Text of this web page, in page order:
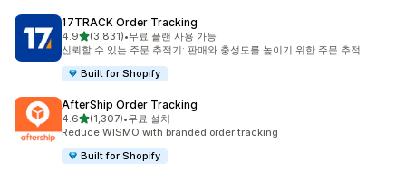
17TRACK Order Tracking
4.9별 5개 중
(3,831)
총 리뷰 3831개
•무료 플랜 사용 가능
신뢰할 수 있는 주문 추적기: 판매와 충성도를 높이기 위한 주문 추적
Built for Shopify
AfterShip Order Tracking
4.6별 5개 중
(1,307)
총 리뷰 1307개
•무료 설치
Reduce WISMO with branded order tracking
Built for Shopify